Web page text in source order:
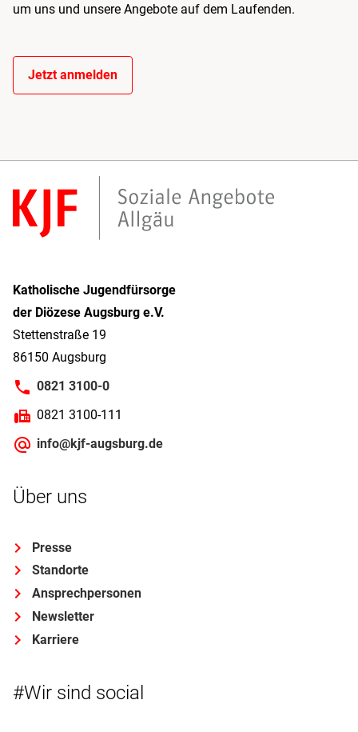
um uns und unsere Angebote auf dem Laufenden.
Jetzt anmelden
Katholische Jugendfürsorge
der Diözese Augsburg e.V.
Stettenstraße 19
86150 Augsburg
0821 3100-0
0821 3100-111
info@kjf-augsburg.de
Über uns
Presse
Standorte
Ansprechpersonen
Newsletter
Karriere
#Wir sind social